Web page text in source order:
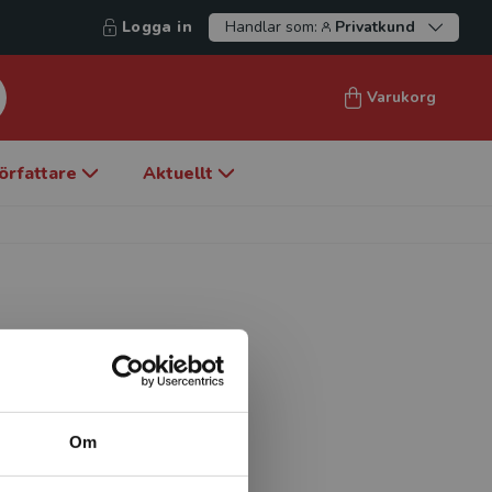
Om
Logga in Handlar som: Privatkund
Varukorg
Aktuellt
för stad och land, Sveriges
är vems perspektiv och